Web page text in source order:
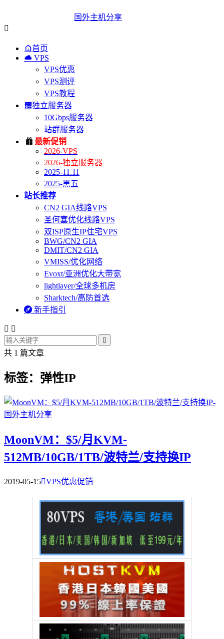
国外主机分享

首页
 VPS
VPS优惠
VPS测评
VPS教程
独立服务器
10Gbps服务器
站群服务器
 最新促销
2026-VPS
2026-独立服务器
2025-11.11
2025-黑五
站长推荐
CN2 GIA线路VPS
圣何塞优化线路VPS
双ISP原生IP住宅VPS
BWG/CN2 GIA
DMIT/CN2 GIA
VMISS/优化网络
Evoxt/亚洲优化大带宽
lightlayer/全球多机房
Sharktech/高防首选
 新手指引
 

共 1 篇文章
标签：弹性IP
MoonVM：$5/月KVM-
512MB/10GB/1TB/波特兰/支持换IP
2019-05-15VPS优惠促销